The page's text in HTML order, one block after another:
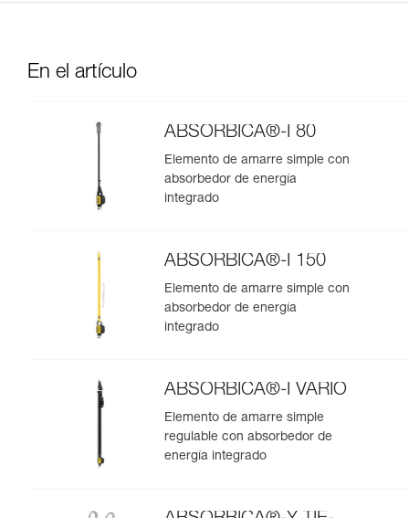
En el artículo
ABSORBICA®-I 80
Elemento de amarre simple con
absorbedor de energía
integrado
ABSORBICA®-I 150
Elemento de amarre simple con
absorbedor de energía
integrado
ABSORBICA®-I VARIO
Elemento de amarre simple
regulable con absorbedor de
energía integrado